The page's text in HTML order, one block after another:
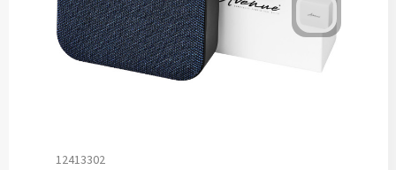
12413302